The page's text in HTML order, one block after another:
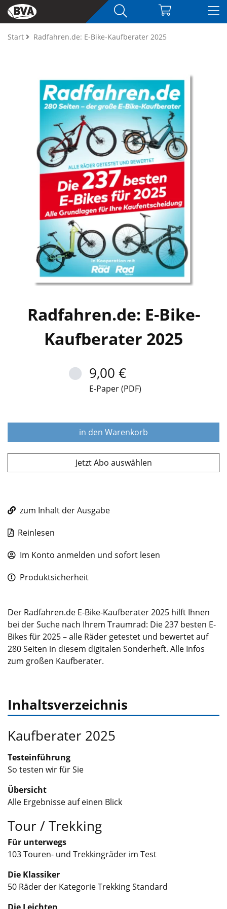
Start Radfahren.de: E-Bike-Kaufberater 2025
Radfahren.de: E-Bike-
Kaufberater 2025
9,00 €
E-Paper (PDF)
in den Warenkorb
Jetzt Abo auswählen
zum Inhalt der Ausgabe
Reinlesen
Im Konto anmelden und sofort lesen
Produktsicherheit
Der Radfahren.de E-Bike-Kaufberater 2025 hilft Ihnen
bei der Suche nach Ihrem Traumrad: Die 237 besten E-
Bikes für 2025 – alle Räder getestet und bewertet auf
280 Seiten in diesem digitalen Sonderheft. Alle Infos
zum großen Kaufberater.
Inhaltsverzeichnis
Kaufberater 2025
Testeinführung
So testen wir für Sie
Übersicht
Alle Ergebnisse auf einen Blick
Tour / Trekking
Für unterwegs
103 Touren- und Trekkingräder im Test
Die Klassiker
50 Räder der Kategorie Trekking Standard